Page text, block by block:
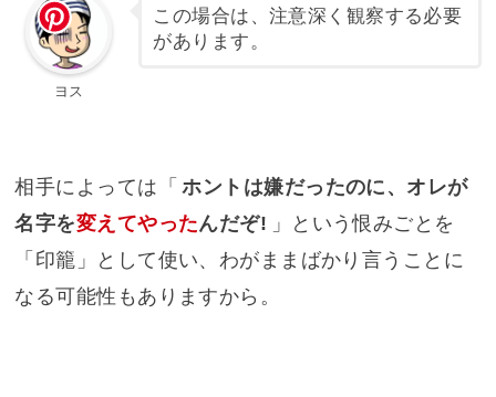
ヨス
この場合は、注意深く観察する必要
があります。
相手によっては「 ホントは嫌だったのに、オレが
名字を変えてやったんだぞ! 」という恨みごとを
「印籠」として使い、わがままばかり言うことに
なる可能性もありますから。